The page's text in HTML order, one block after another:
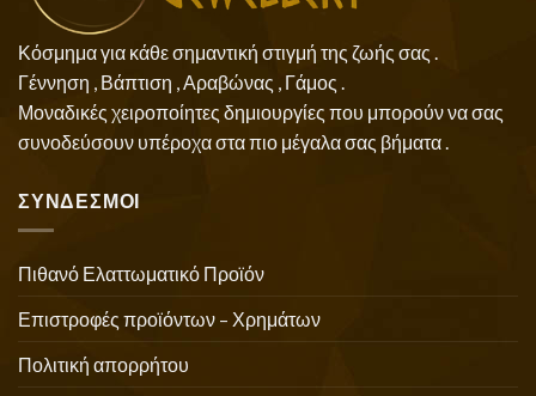
Κόσμημα για κάθε σημαντική στιγμή της ζωής σας .
Γέννηση , Βάπτιση , Αραβώνας , Γάμος .
Μοναδικές χειροποίητες δημιουργίες που μπορούν να σας
συνοδεύσουν υπέροχα στα πιο μέγαλα σας βήματα .
ΣΥΝΔΕΣΜΟΙ
Πιθανό Ελαττωματικό Προϊόν
Επιστροφές προϊόντων – Χρημάτων
Πολιτική απορρήτου